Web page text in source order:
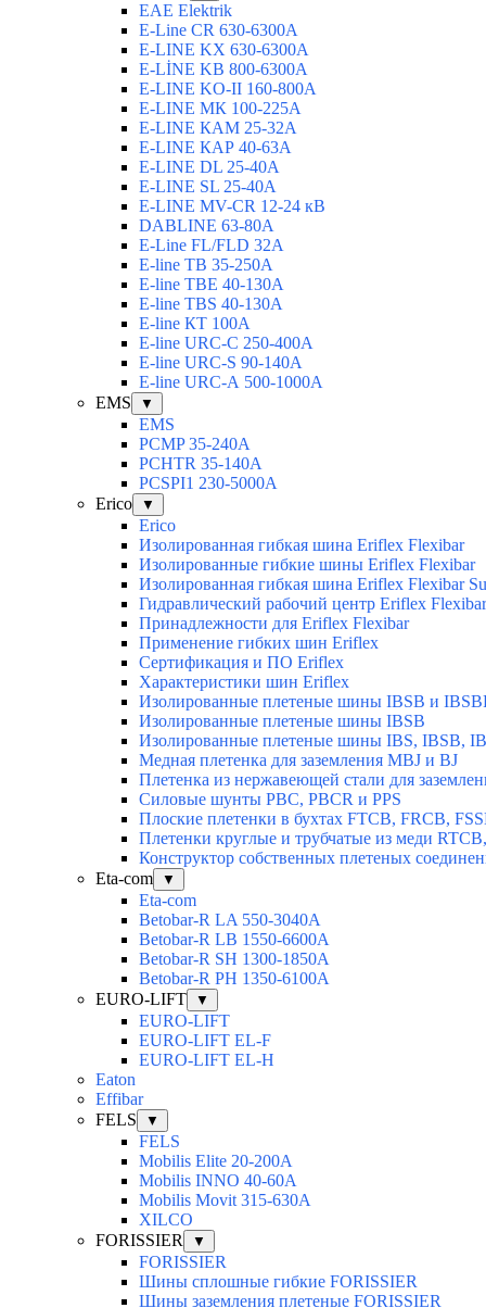
EAE Elektrik
E-Line CR 630-6300А
E-LINE KX 630-6300А
E-LİNE KB 800-6300А
E-LINE KO-II 160-800А
E-LINE МК 100-225А
E-LINE КАМ 25-32А
E-LINE КАР 40-63А
E-LINE DL 25-40А
E-LINE SL 25-40А
E-LINE MV-CR 12-24 кВ
DABLINE 63-80А
E-Line FL/FLD 32А
E-line TB 35-250А
E-line TBЕ 40-130А
E-line TBS 40-130А
E-line КТ 100А
E-line URC-С 250-400А
E-line URC-S 90-140А
E-line URC-А 500-1000А
EMS
▼
EMS
PCMP 35-240A
PCHTR 35-140А
PCSPI1 230-5000A
Erico
▼
Erico
Изолированная гибкая шина Eriflex Flexibar
Изолированные гибкие шины Eriflex Flexibar
Изолированная гибкая шина Eriflex Flexibar
Гидравлический рабочий центр Eriflex Flexibar
Принадлежности для Eriflex Flexibar
Применение гибких шин Eriflex
Сертификация и ПО Eriflex
Характеристики шин Eriflex
Изолированные плетеные шины IBSB и
Изолированные плетеные шины IBSB
Изолированные плетеные шины IBS, IBSB,
Медная плетенка для заземления MBJ и BJ
Плетенка из нержавеющей стали для
Силовые шунты PBC, PBCR и PPS
Плоские плетенки в бухтах FTCB, FRCB,
Плетенки круглые и трубчатые из меди
Конструктор собственных плетеных
Eta-com
▼
Eta-com
Betobar-R LA 550-3040А
Betobar-R LВ 1550-6600А
Betobar-R SH 1300-1850A
Betobar-R РH 1350-6100А
EURO-LIFT
▼
EURO-LIFT
EURO-LIFT EL-F
EURO-LIFT EL-H
Eaton
Effibar
FELS
▼
FELS
Mobilis Elite 20-200А
Mobilis INNO 40-60А
Mobilis Movit 315-630А
XILCO
FORISSIER
▼
FORISSIER
Шины сплошные гибкие FORISSIER
Шины заземления плетеные FORISSIER